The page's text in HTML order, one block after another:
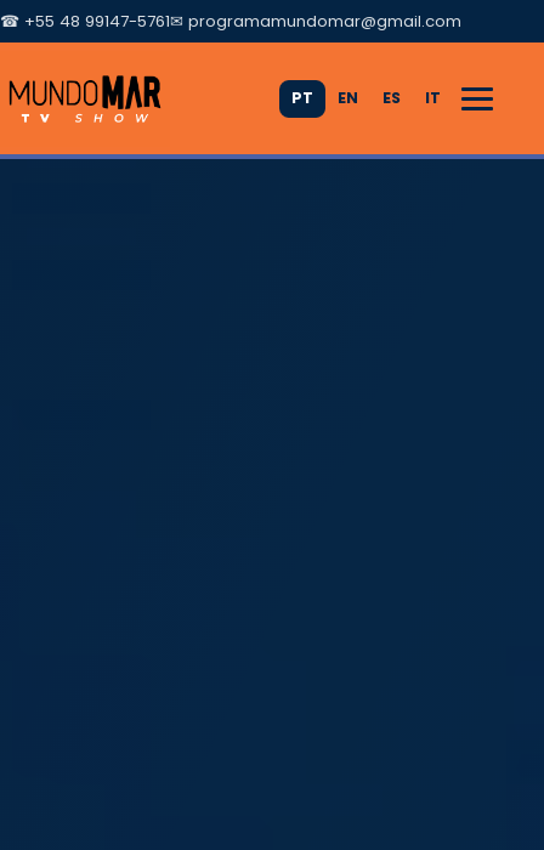
☎ +55 48 99147-5761✉ programamundomar@gmail.com
PT EN ES IT